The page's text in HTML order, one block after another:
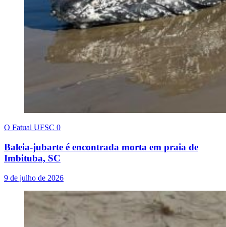
O Fatual UFSC 0
Baleia-jubarte é encontrada morta em praia de
Imbituba, SC
9 de julho de 2026